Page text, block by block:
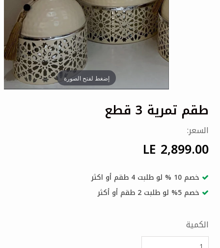
إضغط لفتح الصورة
طقم تمرية 3 قطع
السعر:
LE 2,899.00
خصم 10 % لو طلبت 4 طقم أو اكثر
خصم 5% لو طلبت 2 طقم أو أكثر
الكمية